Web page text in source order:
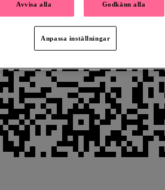
Avvisa alla Godkänn alla
Anpassa inställningar